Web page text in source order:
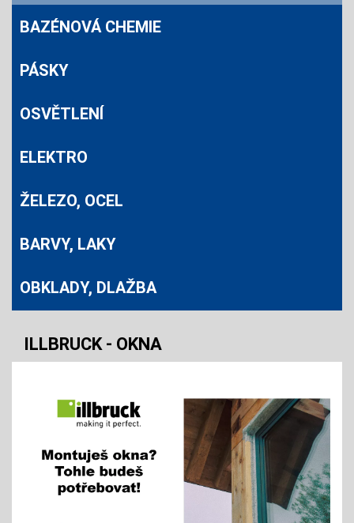
BAZÉNOVÁ CHEMIE
PÁSKY
OSVĚTLENÍ
ELEKTRO
ŽELEZO, OCEL
BARVY, LAKY
OBKLADY, DLAŽBA
ILLBRUCK - OKNA